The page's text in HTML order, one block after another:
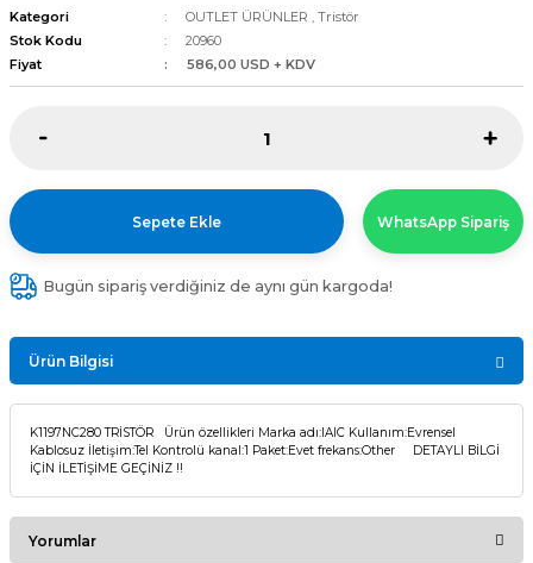
FANLAR
FANLAR
Kategori OUTLET ÜRÜNLER , Tristör
Stok Kodu
20960
Fiyat
586,00 USD + KDV
Sepete Ekle WhatsApp Sipariş
Bugün sipariş verdiğiniz de aynı gün kargoda!
Ürün Bilgisi
K1197NC280 TRİSTÖR Ürün özellikleri Marka adı:IAIC Kullanım:Evrensel
Kablosuz İletişim:Tel Kontrolü kanal:1 Paket:Evet frekans:Other DETAYLI BİLGİ
İÇİN İLETİŞİME GEÇİNİZ !!
Yorumlar